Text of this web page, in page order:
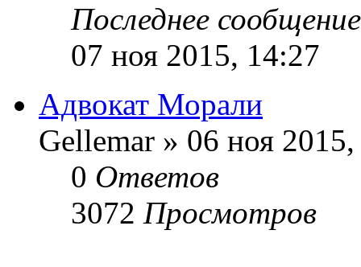
Последнее
07 ноя 2015, 14:27
Адвокат Морали
Gellemar » 06 ноя
0 Ответов
3072 Просмотров